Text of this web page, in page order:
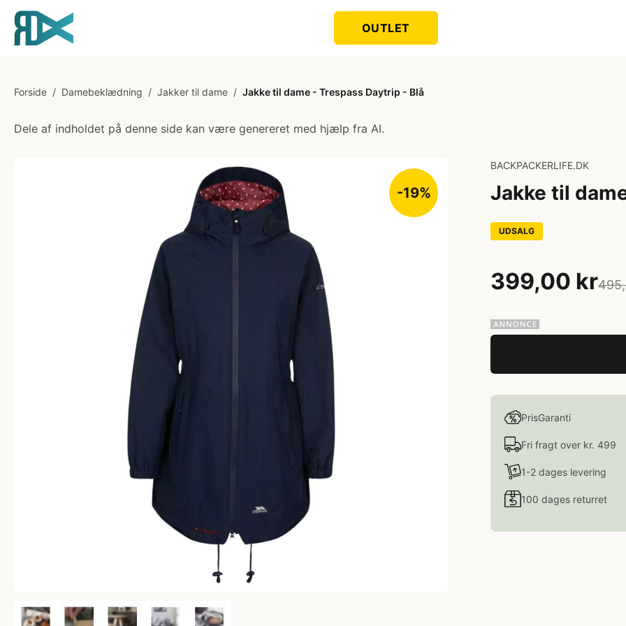
OUTLET
Forside / Damebeklædning / Jakker til dame / Jakke til dame - Trespass Daytrip - Blå
Dele af indholdet på denne side kan være genereret med hjælp fra AI.
-19%
BACKPACKERLIFE.DK
Jakke til
UDSALG
399,00 kr
PrisGaranti
Fri fragt over kr. 499
1-2 dages levering
100 dages returret